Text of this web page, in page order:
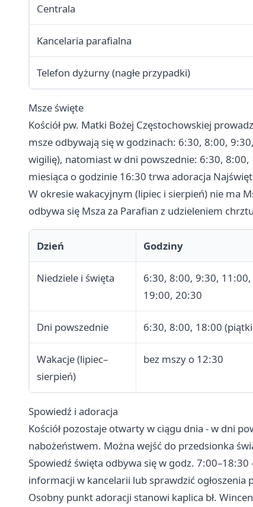
Centrala
Kancelaria parafialna
Telefon dyżurny (nagłe przypadki)
Msze święte
Kościół pw. Matki Bożej Częstochowskiej
msze odbywają się w godzinach: 6:30, 8:00,
wigilię), natomiast w dni powszednie: 6:30,
miesiąca o godzinie 16:30 trwa adoracja
W okresie wakacyjnym (lipiec i sierpień) nie ma
odbywa się Msza za Parafian z udzieleniem
Dzień Godziny
Niedziele i święta
6:30, 8:00, 9:30,
19:00, 20:30
Dni powszednie 6:30, 8:00, 18:00
Wakacje (lipiec–
sierpień)
bez mszy o 12:30
Spowiedź i adoracja
Kościół pozostaje otwarty w ciągu dnia - w dni
nabożeństwem. Można wejść do przedsionka
Spowiedź święta odbywa się w godz.
informacji w kancelarii lub sprawdzić ogłoszenia
Osobny punkt adoracji stanowi kaplica bł.